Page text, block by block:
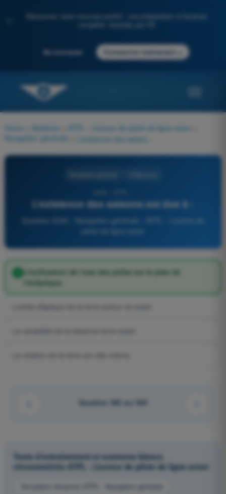
Découvrez notre nouveau portail : une préparation à l'examen
Se connecter Commencer maintenant
Home Matières ATPL - Licence de pilote de ligne avion
Navigation générale
L’existence des saisons est due à :
L’inclinaison de l’axe des pôles sur le plan de
l’écliptique.
Question 265 sur 920
Tests d'entraînement et examens blancs
chronométrés ATPL - Licence de pilote de ligne avion
Simulation d'examen ATPL - Navigation générale